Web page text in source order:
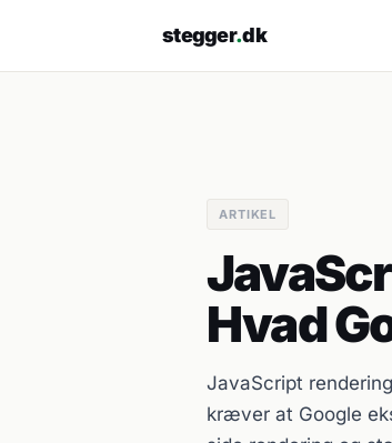
stegger.dk
ARTIKEL
Hvad
JavaScript
kræver at Google